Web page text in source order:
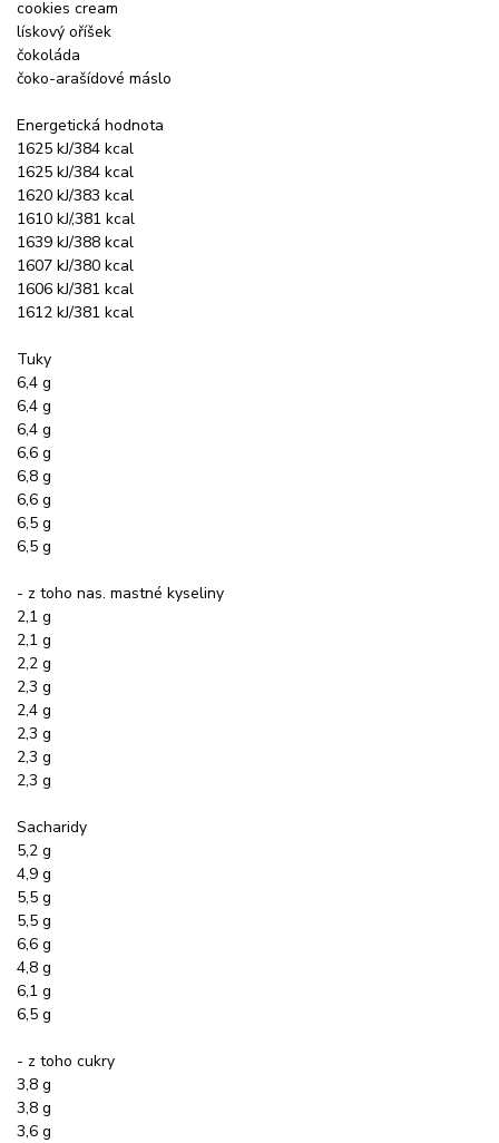
cookies cream
lískový oříšek
čokoláda
čoko-arašídové máslo
Energetická hodnota
1625 kJ/384 kcal
1625 kJ/384 kcal
1620 kJ/383 kcal
1610 kJ/,381 kcal
1639 kJ/388 kcal
1607 kJ/380 kcal
1606 kJ/381 kcal
1612 kJ/381 kcal
Tuky
6,4 g
6,4 g
6,4 g
6,6 g
6,8 g
6,6 g
6,5 g
6,5 g
- z toho nas. mastné kyseliny
2,1 g
2,1 g
2,2 g
2,3 g
2,4 g
2,3 g
2,3 g
2,3 g
Sacharidy
5,2 g
4,9 g
5,5 g
5,5 g
6,6 g
4,8 g
6,1 g
6,5 g
- z toho cukry
3,8 g
3,8 g
3,6 g